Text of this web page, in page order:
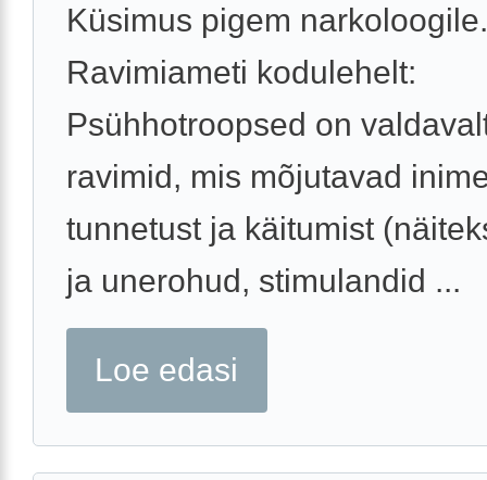
Küsimus pigem narkoloogile.
Ravimiameti kodulehelt:
Psühhotroopsed on
ravimid, mis mõjutavad
tunnetust ja käitumist
ja unerohud, stimulandid ...
Loe edasi